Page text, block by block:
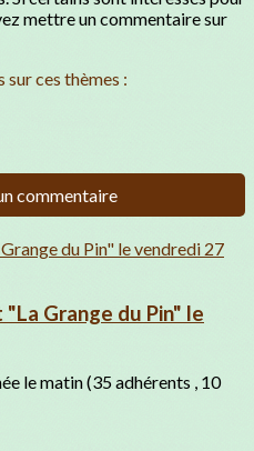
mettre un commentaire sur
ces thèmes :
commentaire
Grange du Pin" le
le matin (35 adhérents , 10